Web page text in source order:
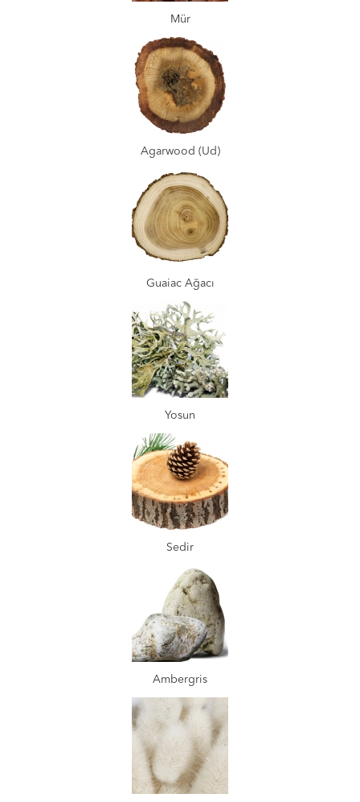
Mür
Agarwood (Ud)
Guaiac Ağacı
Yosun
Sedir
Ambergris